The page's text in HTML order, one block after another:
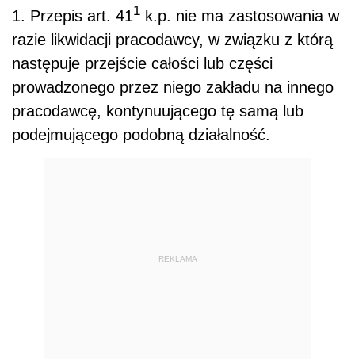
1. Przepis art. 411 k.p. nie ma zastosowania w
razie likwidacji pracodawcy, w związku z którą
następuje przejście całości lub części
prowadzonego przez niego zakładu na innego
pracodawcę, kontynuującego tę samą lub
podejmującego podobną działalność.
REKLAMA